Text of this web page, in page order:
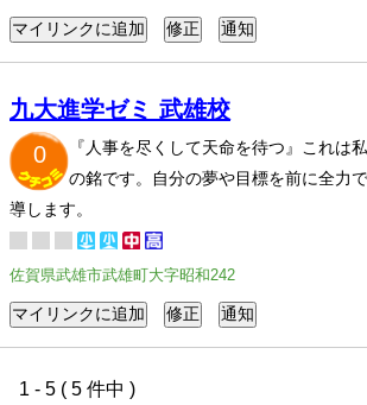
九大進学ゼミ 武雄校
0
『人事を尽くして天命を待つ』これは
の銘です。自分の夢や目標を前に全力
導します。
佐賀県武雄市武雄町大字昭和242
1 - 5 ( 5 件中 )